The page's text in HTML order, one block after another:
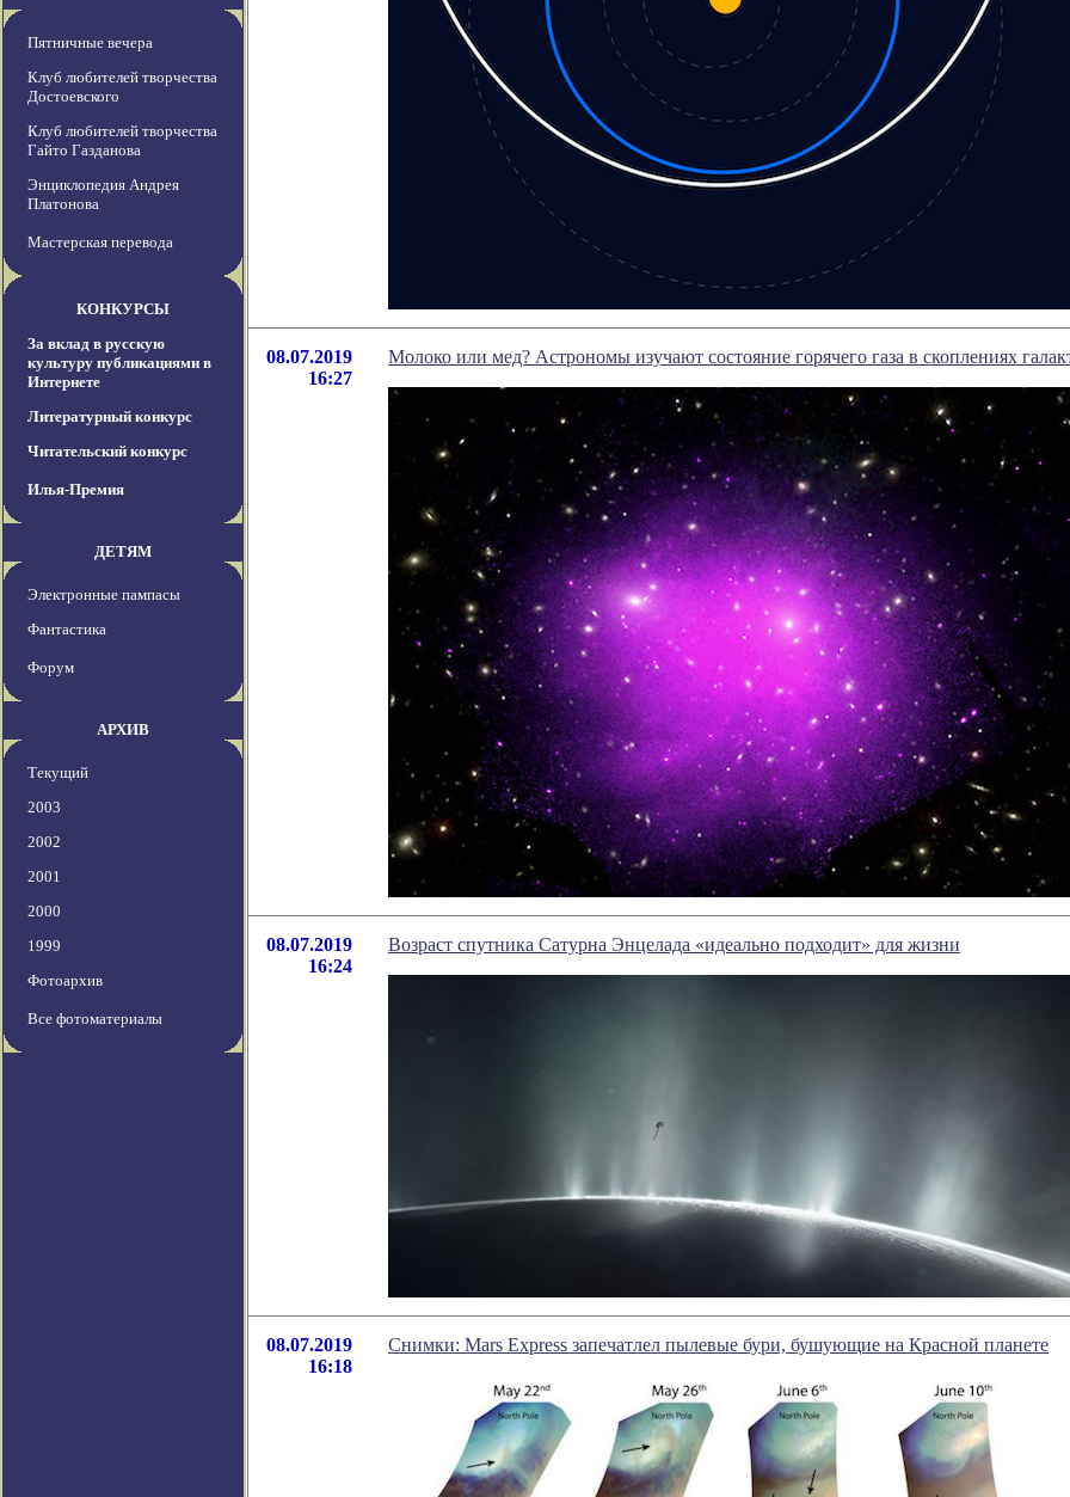
Пятничные вечера
Клуб любителей творчества
Достоевского
Клуб любителей творчества
Гайто Газданова
Энциклопедия Андрея
Платонова
Мастерская перевода
КОНКУРСЫ
За вклад в русскую
культуру публикациями в
Интернете
Литературный конкурс
Читательский конкурс
Илья-Премия
ДЕТЯМ
Электронные пампасы
Фантастика
Форум
АРХИВ
Текущий
2003
2002
2001
2000
1999
Фотоархив
Все фотоматериалы
08.07.2019
16:27
Молоко или мед? Астрономы изучают состояние горячего газа в скоплениях
08.07.2019
16:24
Возраст спутника Сатурна Энцелада «идеально подходит» для жизни
08.07.2019
16:18
Снимки: Mars Express запечатлел пылевые бури, бушующие на Красной планете